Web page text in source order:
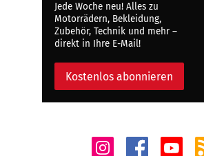
Jede Woche neu! Alles zu
Motorrädern, Bekleidung,
Zubehör, Technik und mehr –
direkt in Ihre E-Mail!
Kostenlos abonnieren